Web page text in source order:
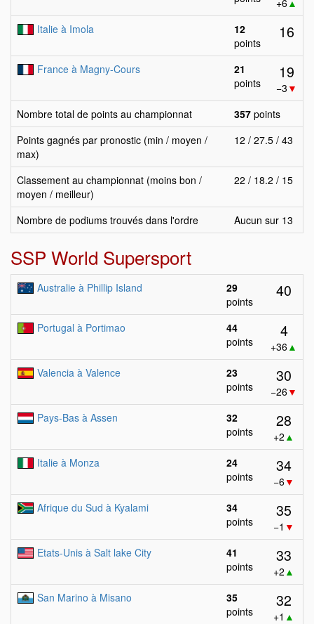
+6▲
Italie à Imola
12
points
16
France à Magny-Cours
21
points
19
−3 ▼
Nombre total de points au championnat
357 points
Points gagnés par pronostic (min / moyen /
max)
12 / 27.5 / 43
Classement au championnat (moins bon /
moyen / meilleur)
22 / 18.2 / 15
Nombre de podiums trouvés dans l'ordre Aucun sur 13
SSP World Supersport
Australie à Phillip Island
29
points
40
Portugal à Portimao
44
points
4
+36▲
Valencia à Valence
23
points
30
−26▼
Pays-Bas à Assen
32
points
28
+2 ▲
Italie à Monza
24
points
34
−6▼
Afrique du Sud à Kyalami
34
points
35
−1 ▼
Etats-Unis à Salt lake City
41
points
33
+2 ▲
San Marino à Misano
35
points
32
+1 ▲